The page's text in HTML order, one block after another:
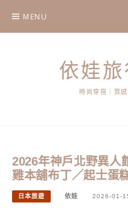
content
MENU
依娃
時尚穿搭｜質
2026年神戶北野異人
雞本舖布丁／起士蛋
日本旅遊 依娃 2026-01-